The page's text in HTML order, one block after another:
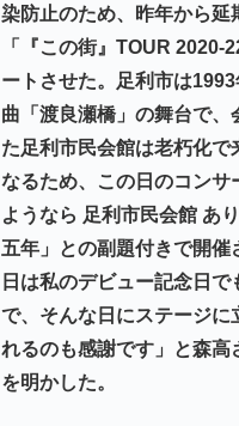
染防止のため、昨年から延
「『この街』TOUR 2020-
ートさせた。足利市は1993
曲「渡良瀬橋」の舞台で、
た足利市民会館は老朽化で
なるため、この日のコンサ
ようなら 足利市民会館 あ
五年」との副題付きで開催
日は私のデビュー記念日で
で、そんな日にステージに
れるのも感謝です」と森高
を明かした。